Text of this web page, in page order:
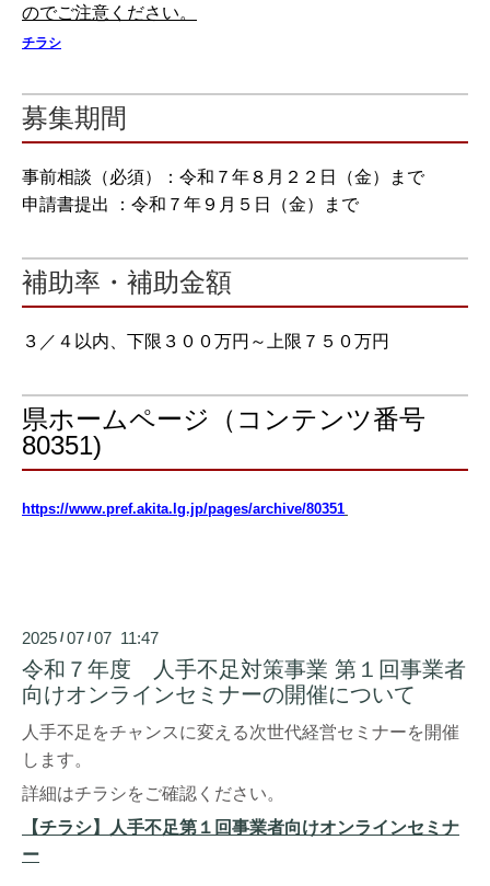
のでご注意ください。
チラシ
募集期間
事前相談（必須）：令和７年８月２２日（金）まで
申請書提出 ：令和７年９月５日（金）まで
補助率・補助金額
３／４以内、下限３００万円～上限７５０万円
県ホームページ（コンテンツ番号
80351)
https://www.pref.akita.lg.jp/pages/archive/80351
2025 /07 /07 11:47
令和７年度 人手不足対策事業 第１回事業者
向けオンラインセミナーの開催について
人手不足をチャンスに変える次世代経営セミナーを開催
します。
詳細はチラシをご確認ください。
【チラシ】人手不足第１回事業者向けオンラインセミナ
ー